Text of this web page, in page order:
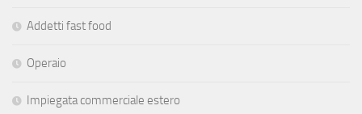
Addetti fast food
Operaio
Impiegata commerciale estero